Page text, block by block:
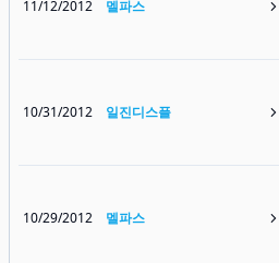
11/12/2012 멜파스
10/31/2012 일진디스플
10/29/2012 멜파스